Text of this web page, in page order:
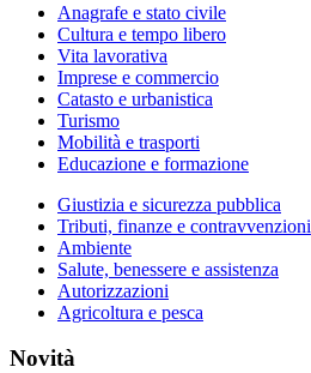
Anagrafe e stato civile
Cultura e tempo libero
Vita lavorativa
Imprese e commercio
Catasto e urbanistica
Turismo
Mobilità e trasporti
Educazione e formazione
Giustizia e sicurezza pubblica
Tributi, finanze e contravvenzioni
Ambiente
Salute, benessere e assistenza
Autorizzazioni
Agricoltura e pesca
Novità